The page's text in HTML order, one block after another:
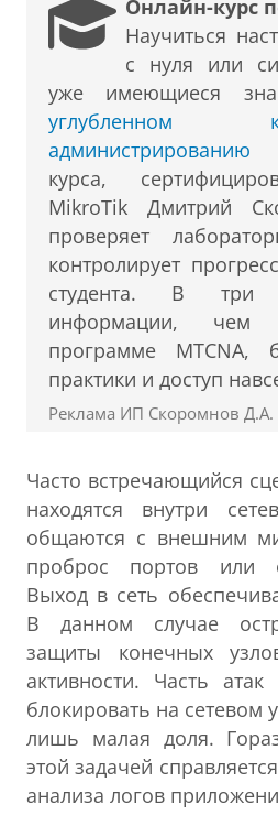
Онлайн-курс
Научиться
с нуля или
уже имеющиеся
администрированию
курса,
MikroTik Дмитрий
проверяет
контролирует
студента. В три
информации, чем
программе MTCNA,
практики и доступ
Реклама ИП Скоромнов
Часто встречающийся
находятся внутри
общаются с внешним
проброс портов или
Выход в сеть
В данном случае
защиты конечных
активности. Часть
блокировать на сетевом
лишь малая доля.
этой задачей
анализа логов